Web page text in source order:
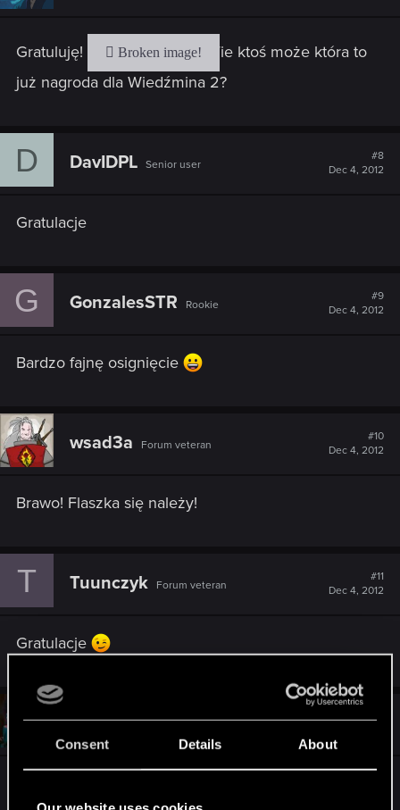
Consent Details About
Gratuluję!
Wie ktoś może która to
już nagroda dla Wiedźmina 2?
D DavIDPL Senior user
#8
Dec 4, 2012
Gratulacje
G GonzalesSTR Rookie
#9
Dec 4, 2012
Bardzo fajnę osignięcie
wsad3a Forum veteran
#10
Dec 4, 2012
Brawo! Flaszka się należy!
T Tuunczyk Forum veteran
#11
Dec 4, 2012
Gratulacje
rafal12322
#12